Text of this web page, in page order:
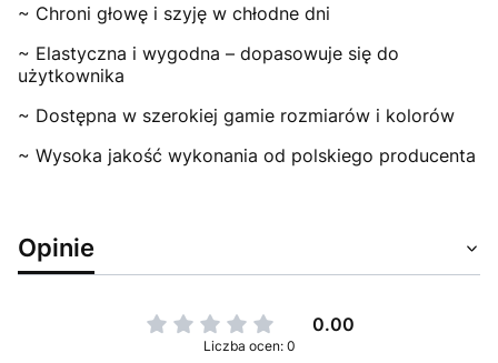
~ Chroni głowę i szyję w chłodne dni
~ Elastyczna i wygodna – dopasowuje się do
użytkownika
~ Dostępna w szerokiej gamie rozmiarów i kolorów
~ Wysoka jakość wykonania od polskiego producenta
Opinie
0.00
Liczba ocen: 0